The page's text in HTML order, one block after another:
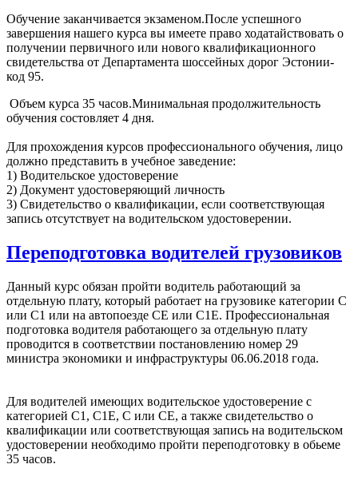
Обучение заканчивается экзаменом.После успешного
завершения нашего курса вы имеете право ходатайствовать о
получении первичного или нового квалификационного
свидетельства от Департамента шоссейных дорог Эстонии-
код 95.
Объем курса 35 часов.Минимальная продолжительность
обучения состовляет 4 дня.
Для прохождения курсов профессионального обучения, лицо
должно представить в учебное заведение:
1) Водительское удостоверение
2) Документ удостоверяющий личность
3) Свидетельство о квалификации, если соответствующая
запись отсутствует на водительском удостоверении.
Переподготовка водителей грузовиков
Данный курс обязан пройти водитель работающий за
отдельную плату, который работает на грузовике категории С
или С1 или на автопоезде СЕ или С1Е. Профессиональная
подготовка водителя работающего за отдельную плату
проводится в соответствии постановлению номер 29
министра экономики и инфраструктуры 06.06.2018 года.
Для водителей имеющих водительское удостоверение с
категорией С1, С1Е, С или СЕ, а также свидетельство о
квалификации или соответствующая запись на водительском
удостоверении необходимо пройти переподготовку в обьеме
35 часов.